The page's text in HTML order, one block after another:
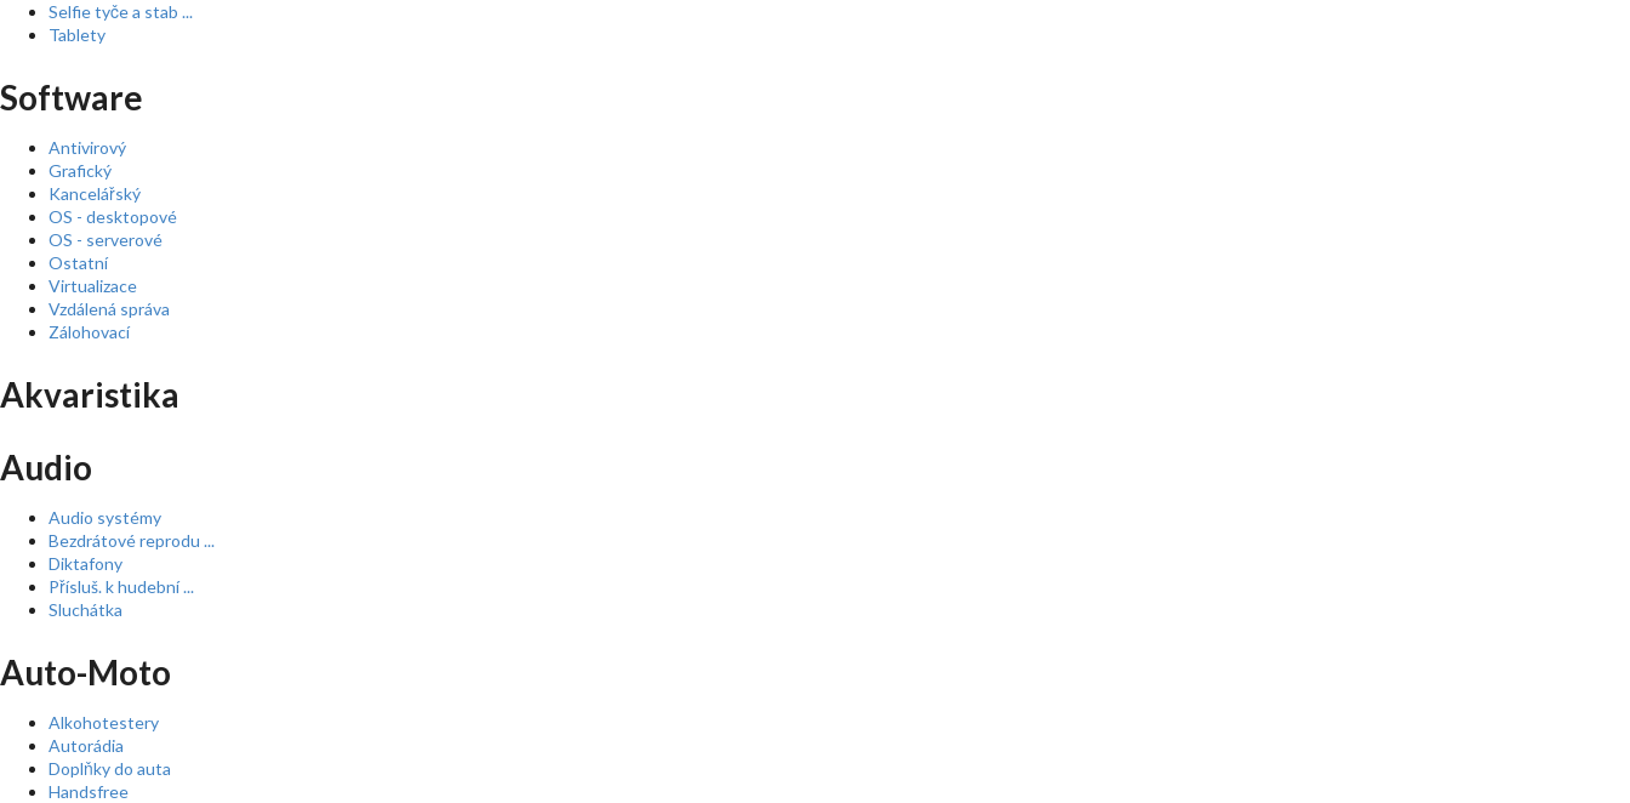
Selfie tyče a stab ...
Tablety
Software
Antivirový
Grafický
Kancelářský
OS - desktopové
OS - serverové
Ostatní
Virtualizace
Vzdálená správa
Zálohovací
Akvaristika
Audio
Audio systémy
Bezdrátové reprodu ...
Diktafony
Přísluš. k hudební ...
Sluchátka
Auto-Moto
Alkohotestery
Autorádia
Doplňky do auta
Handsfree